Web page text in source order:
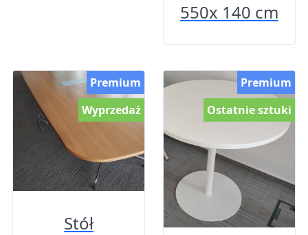
550x 140 cm
Wyprzedaż
Premium
Stół
Ostatnie sztuki
Premium